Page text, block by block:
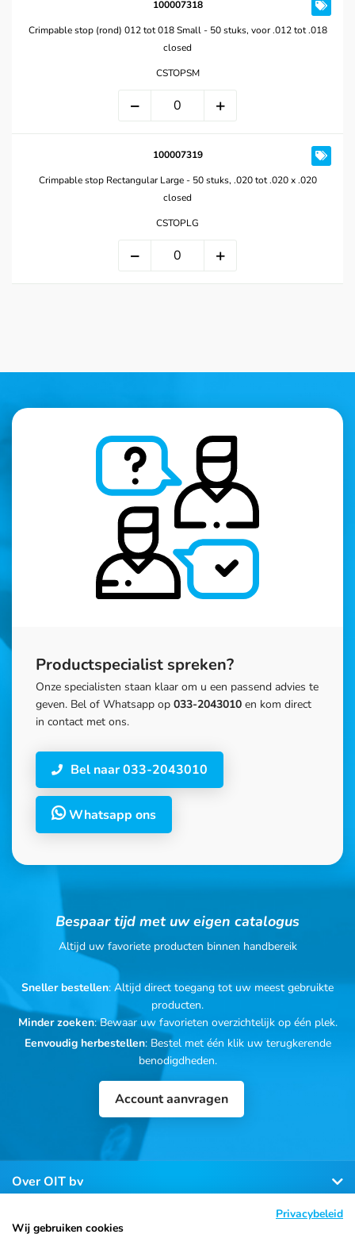
100007318
Crimpable stop (rond) 012 tot 018 Small - 50 stuks, voor .012 tot .018
closed
CSTOPSM
100007319
Crimpable stop Rectangular Large - 50 stuks, .020 tot .020 x .020
closed
CSTOPLG
Productspecialist spreken?
Onze specialisten staan klaar om u een passend advies te
geven. Bel of Whatsapp op 033-2043010 en kom direct
in contact met ons.
Bel naar 033-2043010
Whatsapp ons
Bespaar tijd met uw eigen catalogus
Altijd uw favoriete producten binnen handbereik
Sneller bestellen: Altijd direct toegang tot uw meest gebruikte
producten.
Minder zoeken: Bewaar uw favorieten overzichtelijk op één plek.
Eenvoudig herbestellen: Bestel met één klik uw terugkerende
benodigdheden.
Account aanvragen
Over OIT bv
Klantenservice
Privacybeleid
Wij gebruiken cookies